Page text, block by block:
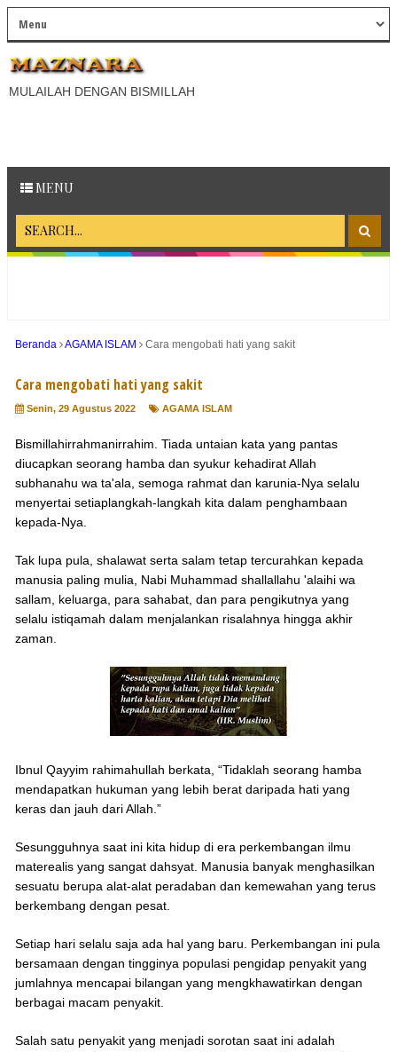
MULAILAH DENGAN BISMILLAH
MENU
Beranda AGAMA ISLAM Cara mengobati hati yang sakit
Cara mengobati hati yang sakit
Senin, 29 Agustus 2022 AGAMA ISLAM
Bismillahirrahmanirrahim. Tiada untaian kata yang pantas
diucapkan seorang hamba dan syukur kehadirat Allah
subhanahu wa ta'ala, semoga rahmat dan karunia-Nya selalu
menyertai setiaplangkah-langkah kita dalam penghambaan
kepada-Nya.
Tak lupa pula, shalawat serta salam tetap tercurahkan kepada
manusia paling mulia, Nabi Muhammad shallallahu 'alaihi wa
sallam, keluarga, para sahabat, dan para pengikutnya yang
selalu istiqamah dalam menjalankan risalahnya hingga akhir
zaman.
Ibnul Qayyim rahimahullah berkata, “Tidaklah seorang hamba
mendapatkan hukuman yang lebih berat daripada hati yang
keras dan jauh dari Allah.”
Sesungguhnya saat ini kita hidup di era perkembangan ilmu
materealis yang sangat dahsyat. Manusia banyak menghasilkan
sesuatu berupa alat-alat peradaban dan kemewahan yang terus
berkembang dengan pesat.
Setiap hari selalu saja ada hal yang baru. Perkembangan ini pula
bersamaan dengan tingginya populasi pengidap penyakit yang
jumlahnya mencapai bilangan yang mengkhawatirkan dengan
berbagai macam penyakit.
Salah satu penyakit yang menjadi sorotan saat ini adalah